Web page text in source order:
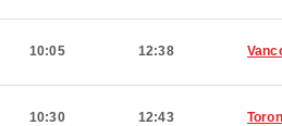
10:05 12:38
10:30 12:43